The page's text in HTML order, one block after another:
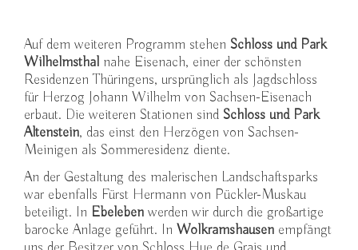
Auf dem weiteren Programm stehen Schloss und Park
Wilhelmsthal nahe Eisenach, einer der schönsten
Residenzen Thüringens, ursprünglich als Jagdschloss
für Herzog Johann Wilhelm von Sachsen-Eisenach
erbaut. Die weiteren Stationen sind Schloss und Park
Altenstein, das einst den Herzögen von Sachsen-
Meinigen als Sommeresidenz diente.
An der Gestaltung des malerischen Landschaftsparks
war ebenfalls Fürst Hermann von Pückler-Muskau
beteiligt. In Ebeleben werden wir durch die großartige
barocke Anlage geführt. In Wolkramshausen empfängt